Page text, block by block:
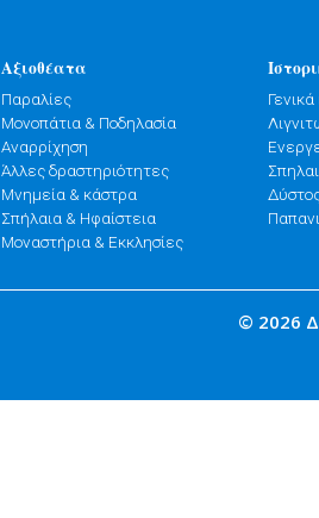
Αξιοθέατα
Παραλίες
Μονοπάτια & Ποδηλασία
Αναρρίχηση
Άλλες δραστηριότητες
Μνημεία & κάστρα
Σπήλαια & Ηφαίστεια
Μοναστήρια & Εκκλησίες
Γενικά
© 2026